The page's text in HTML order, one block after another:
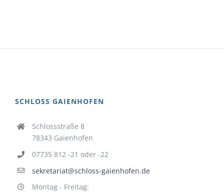
SCHLOSS GAIENHOFEN
Schlossstraße 8
78343 Gaienhofen
07735 812 -21 oder -22
sekretariat@schloss-gaienhofen.de
Montag - Freitag: